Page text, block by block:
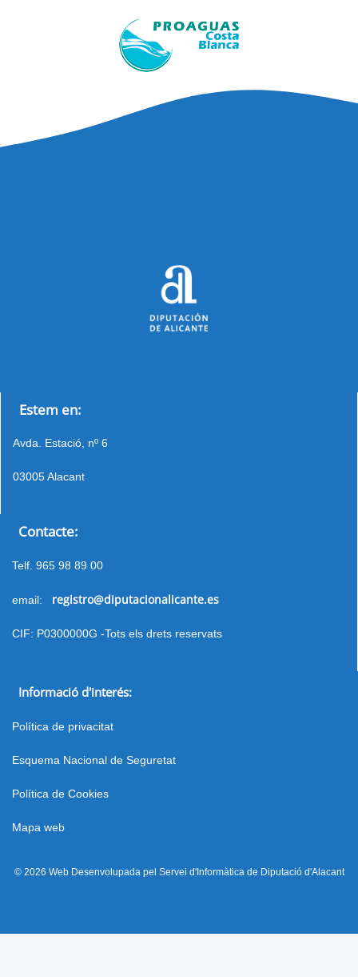
Estem en:
Avda. Estació, nº 6
03005 Alacant
Contacte:
Telf. 965 98 89 00
email: registro@diputacionalicante.es
CIF: P0300000G -Tots els drets reservats
Informació d'interés:
Política de privacitat
Esquema Nacional de Seguretat
Política de Cookies
Mapa web
© 2026 Web Desenvolupada pel Servei d'Informàtica de Diputació d'Alacant